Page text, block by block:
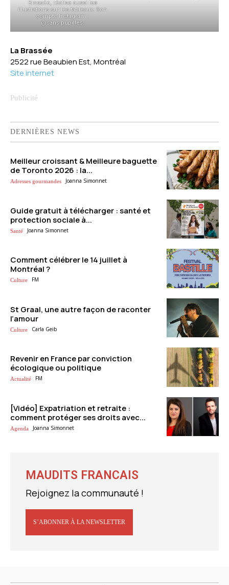
Brassée, réalise aussi les
illustrations sur les tableaux. Son
compte Instagram :
@sans.pupilles.
La Brassée
2522 rue Beaubien Est, Montréal
Site internet
DERNIÈRES NEWS
Meilleur croissant & Meilleure baguette
de Toronto 2026 : la...
Adresses gourmandes Joanna Simonnet
Guide gratuit à télécharger : santé et
protection sociale à...
Santé Joanna Simonnet
Comment célébrer le 14 juillet à
Montréal ?
Culture FM
St Graal, une autre façon de raconter
l’amour
Culture Carla Geib
Revenir en France par conviction
écologique ou politique
Actualité FM
[Vidéo] Expatriation et retraite :
comment protéger ses droits avec...
Agenda Joanna Simonnet
MAUDITS FRANCAIS
Rejoignez la communauté !
S’ABONNER À LA NEWSLETTER